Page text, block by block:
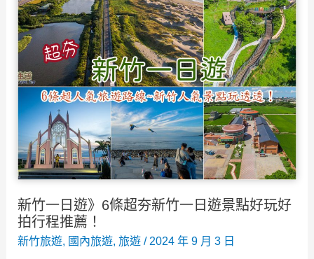
票
優
惠/10
大
玩
施/
快
速
通
關/
新竹一日遊》6條超夯新竹一日遊景點好玩好
拍行程推薦！
新竹旅遊, 國內旅遊, 旅遊/ 2024 年 9 月 3 日